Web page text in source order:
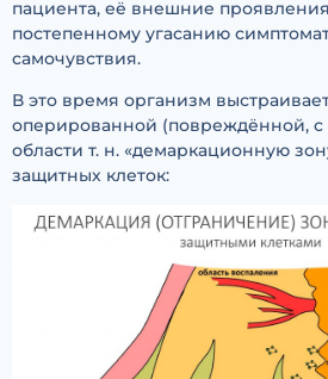
пациента, её внешние
постепенному угасанию
самочувствия.
В это время организм
оперированной (повреждённой, с
области т. н. «демаркационную
защитных клеток: